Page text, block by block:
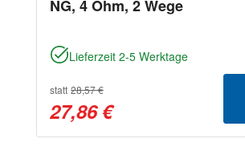
NG, 4 Ohm, 2 Wege
Lieferzeit 2-5 Werktage
statt 28,57 €
27,86 €